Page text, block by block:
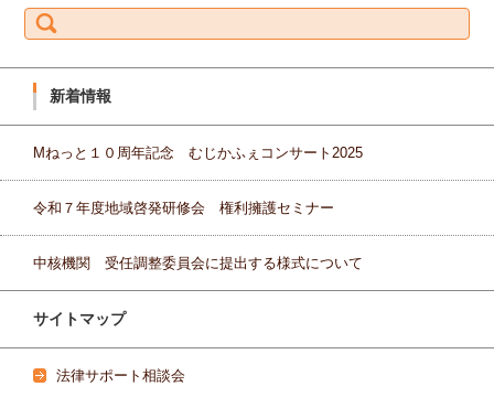
検索:
新着情報
Mねっと１０周年記念 むじかふぇコンサート2025
令和７年度地域啓発研修会 権利擁護セミナー
中核機関 受任調整委員会に提出する様式について
サイトマップ
法律サポート相談会